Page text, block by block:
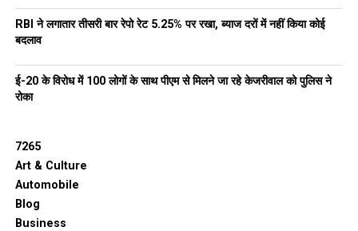
RBI ने लगातार तीसरी बार रेपो रेट 5.25% पर रखा, ब्याज दरों में नहीं किया कोई
बदलाव
ई-20 के विरोध में 100 लोगों के साथ पीएम से मिलने जा रहे केजरीवाल को पुलिस ने
रोका
7265
Art & Culture
Automobile
Blog
Business